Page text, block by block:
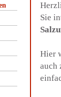
Sie
Hier
auch